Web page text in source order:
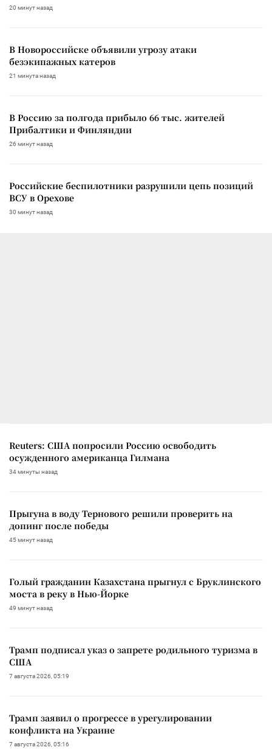
20 минут назад
В Новороссийске объявили угрозу атаки
безэкипажных катеров
21 минута назад
В Россию за полгода прибыло 66 тыс. жителей
Прибалтики и Финляндии
26 минут назад
Российские беспилотники разрушили цепь позиций
ВСУ в Орехове
30 минут назад
Reuters: США попросили Россию освободить
осужденного американца Гилмана
34 минуты назад
Прыгуна в воду Тернового решили проверить на
допинг после победы
45 минут назад
Голый гражданин Казахстана прыгнул с Бруклинского
моста в реку в Нью-Йорке
49 минут назад
Трамп подписал указ о запрете родильного туризма в
США
7 августа 2026, 05:19
Трамп заявил о прогрессе в урегулировании
конфликта на Украине
7 августа 2026, 05:16